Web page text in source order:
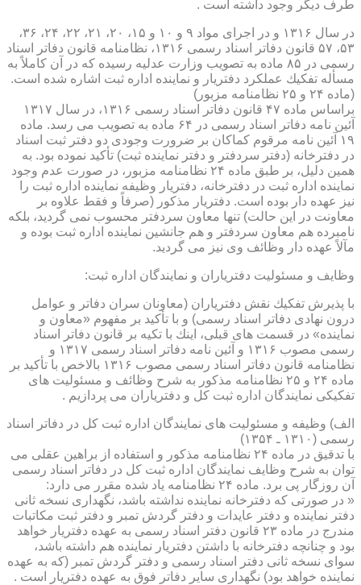
طرف دیگر وجود داشته است .
در سال ۱۳۱۶ و در اجرای مواد ۹ و ۱۰ و ۱۵، ۲۰، ۲۱، ۲۲، ۲۴، ۳۶،
۵۳، ۵۷ قانون دفاتر اسناد رسمی ۱۳۱۶، نظامنامه قانون دفاتر اسناد
رسمی در ۸۵ ماده به تصویب وزارت عدلیه رسیده كه در آن كاملاً به
مسأله تفكیك عملكرد دفتریار و نماینده اداره ثبت اشاره شده است.
(ماده ۲۴ و ۲۵ نظامنامه مزبور)
براساس ماده ۴۷ قانون دفاتر اسناد رسمی ۱۳۱۶، در سال ۱۳۱۷
آئین نامه دفاتر اسناد رسمی در ۶۴ ماده به تصویب می رسد. ماده
۱۹ آئین نامه مرقوم كماكان بر ضرورت وجودی دو دفتر ثبت اسناد
در دفترخانه (دفتر سردفتر و دفتر نماینده ثبت) تأكید نموده بود. به
همین دلیل، بر طبق ماده ۲۴ نظامنامه مزبور، در صورت عدم وجود
نماینده اداره ثبت در دفترخانه، دفتریار وظیفه نماینده اداره ثبت را
نیز عهده دار بوده است. دفتریار مذكور (صرفاً و فقط علاوه بر
معاونت در این حالت) تنها معاون سردفتر محسوب نمی گردید، بلكه
نامبرده هم معاون سردفتر و هم جانشین نماینده اداره ثبت بوده و
مآلاً عهده دار وظائف وی نیز می گردید.
وظایف و مسئولیت دفتریاران و نمایندگان اداره ثبت:
با پذیرش تفكیك نقش دفتریاران (معاونان سران دفاتر و عوامل
درون نهادی دفاتر اسناد رسمی) و با تأكید بر مفهوم «معاون و
نماینده» در قسمت های قبلی، اینك با تكیه بر قانون دفاتر اسناد
رسمی مصوب ۱۳۱۶ و آئین نامه دفاتر اسناد رسمی ۱۳۱۷ و
نظامنامه قانون دفاتر اسناد رسمی مصوب ۱۳۱۶ بالاخص با تأكید بر
ماده ۲۴ و ۲۵ نظامنامه مذكور به شرح وظائف و مسئولیت های
تفكیكی نمایندگان اداره ثبت كل و دفتریاران می پردازیم .
الف) وظیفه و مسئولیت های نمایندگان اداره ثبت كل در دفاتر اسناد
رسمی (۱۳۱۰ ـ ۱۳۵۴)
با تدقیق در ماده ۲۴ نظامنامه مذكور و استفاده از براهین عقلی می
توان به شرح وظایف نمایندگان اداره ثبت كل در دفاتر اسناد رسمی
آن روزگار پی برد. ماده ۲۴ نظامنامه یاد شده مقرر می دارد:
« در صورتی كه دفترخانه نماینده نداشته باشد، نگهداری نسخه ثانی
دفتر نماینده و دفتر عایدات و دفتر گردش تمبر و دفتر ثبت مكاتبات
مندرج در ماده ۲۳ قانون دفتر اسناد رسمی به عهده دفتریار خواهد
بود و چنانچه دفترخانه با داشتن دفتریار نماینده هم داشته باشد،
سوای نسخه ثانی دفتر اسناد رسمی و دفتر گردش تمبر (كه به عهده
نماینده خواهد بود) نگهداری سایر دفاتر فوق به عهده دفتریار است .